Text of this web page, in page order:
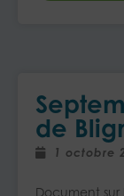
de
1 octobre
Document sur